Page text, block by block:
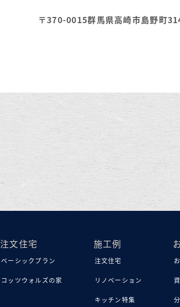
〒370-0015群馬県高崎市島野町
注文住宅
ベーシックプラン
コッツウォルズの家
施工例
注文住宅
リノベーション
キッチン特集